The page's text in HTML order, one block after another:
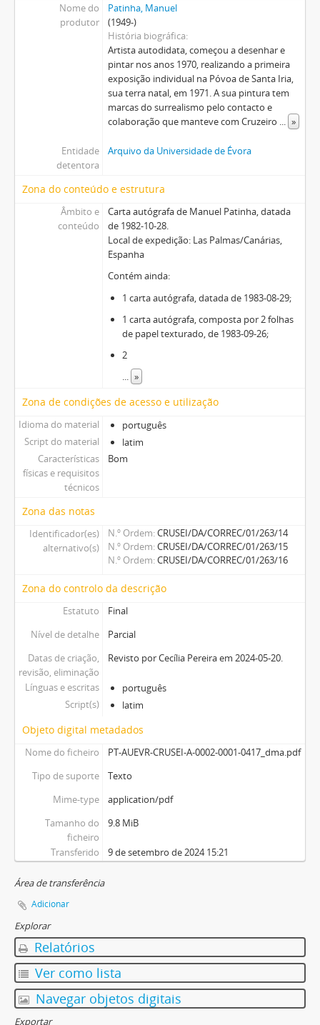
Nome do
produtor
Patinha, Manuel
(1949-)
História biográfica
Artista autodidata, começou a desenhar e
pintar nos anos 1970, realizando a primeira
exposição individual na Póvoa de Santa Iria,
sua terra natal, em 1971. A sua pintura tem
marcas do surrealismo pelo contacto e
colaboração que manteve com Cruzeiro ... »
Entidade
detentora
Arquivo da Universidade de Évora
Zona do conteúdo e estrutura
Âmbito e
conteúdo
Carta autógrafa de Manuel Patinha, datada
de 1982-10-28.
Local de expedição: Las Palmas/Canárias,
Espanha
Contém ainda:
1 carta autógrafa, datada de 1983-08-29;
1 carta autógrafa, composta por 2 folhas
de papel texturado, de 1983-09-26;
2
... »
Zona de condições de acesso e utilização
Idioma do material
português
Script do material
latim
Características
físicas e requisitos
técnicos
Bom
Zona das notas
Identificador(es)
alternativo(s)
N.º Ordem CRUSEI/DA/CORREC/01/263/14
N.º Ordem CRUSEI/DA/CORREC/01/263/15
N.º Ordem CRUSEI/DA/CORREC/01/263/16
Zona do controlo da descrição
Estatuto
Final
Nível de detalhe
Parcial
Datas de criação,
revisão, eliminação
Revisto por Cecília Pereira em 2024-05-20.
Línguas e escritas
português
Script(s)
latim
Objeto digital metadados
Nome do ficheiro
PT-AUEVR-CRUSEI-A-0002-0001-0417_dma.pdf
Tipo de suporte
Texto
Mime-type
application/pdf
Tamanho do
ficheiro
9.8 MiB
Transferido 9 de setembro de 2024 15:21
Área de transferência
Adicionar
Explorar
Relatórios
Ver como lista
Navegar objetos digitais
Exportar